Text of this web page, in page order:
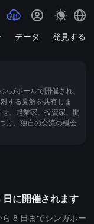
データ 発見する
ガポールで開催され、
する見解を共有しま
、起業家、投資家、開
け、独自の交流の機会
に開催されます
8 日までシンガポー